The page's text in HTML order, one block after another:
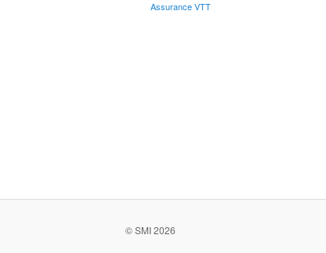
Assurance Voyage
Assurance VTT
© SMI 2026